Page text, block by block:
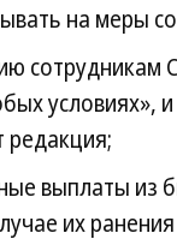
на меры
условиях»,
редакция;
выплаты из
их